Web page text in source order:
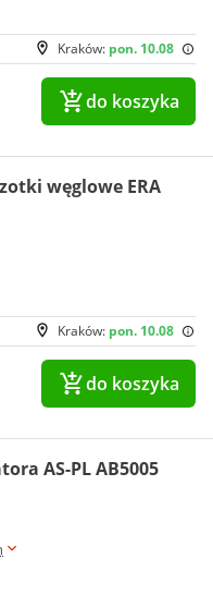
Kraków: pon. 10.08
do koszyka
węglowe ERA
Kraków: pon. 10.08
do koszyka
AS-PL AB5005